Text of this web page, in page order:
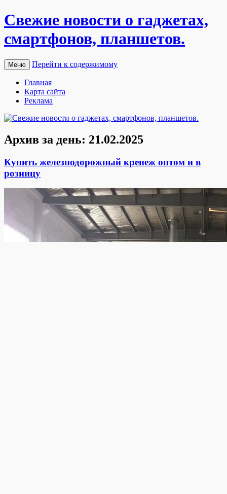
Свежие новости о гаджетах,
смартфонов, планшетов.
Меню Перейти к содержимому
Главная
Карта сайта
Реклама
Архив за день: 21.02.2025
Купить железнодорожный крепеж оптом и в
розницу